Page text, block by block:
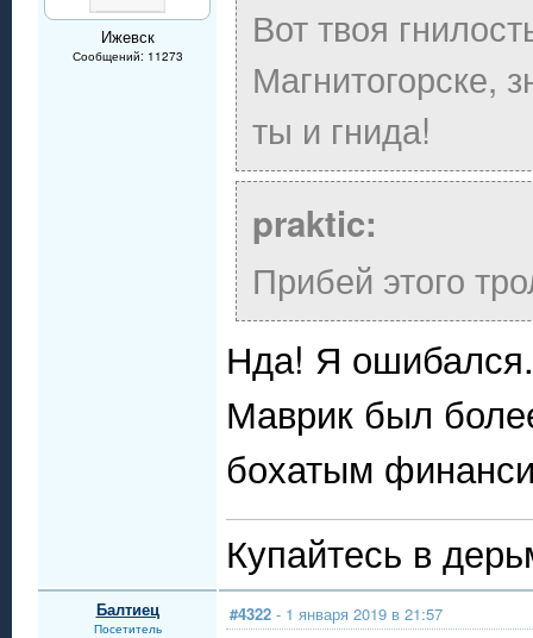
Ижевск
Сообщений: 11273
Вот твоя
Магнитогорске,
ты и гнида!
praktic:
Прибей этого
Нда! Я ошибался.
Маврик был
бохатым
Купайтесь в
Балтиец
Посетитель
#4322 - 1 января 2019 в 21:57